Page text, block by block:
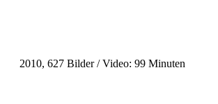
2010, 627 Bilder / Video: 99 Minuten